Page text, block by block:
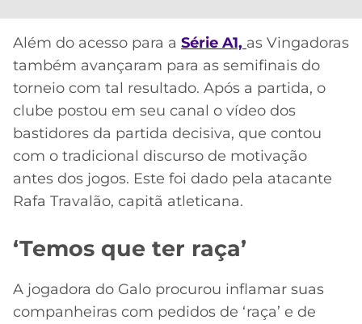
Além do acesso para a Série A1, as Vingadoras
também avançaram para as semifinais do
torneio com tal resultado. Após a partida, o
clube postou em seu canal o vídeo dos
bastidores da partida decisiva, que contou
com o tradicional discurso de motivação
antes dos jogos. Este foi dado pela atacante
Rafa Travalão, capitã atleticana.
‘Temos que ter raça’
A jogadora do Galo procurou inflamar suas
companheiras com pedidos de ‘raça’ e de